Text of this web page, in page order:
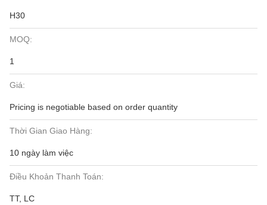
H30
MOQ:
1
Giá:
Pricing is negotiable based on order quantity
Thời Gian Giao Hàng:
10 ngày làm việc
Điều Khoản Thanh Toán:
TT, LC